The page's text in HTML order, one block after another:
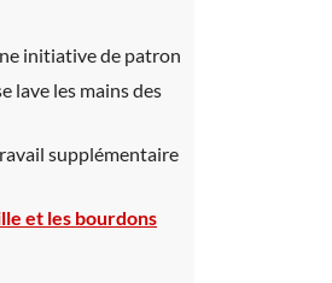
initiative de patron
lave les mains des
supplémentaire
et les bourdons